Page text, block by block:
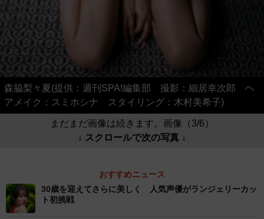
森脇梨々夏(提供：週刊SPA!編集部 撮影：細居幸次郎 ヘ
アメイク：スミホシナ スタイリング：木村美希子)
まだまだ画像は続きます。画像（3/6）
↓ スクロールで次の写真 ↓
おすすめニュース
30歳を迎えてさらに美しく 人気声優がランジェリーカッ
ト初挑戦